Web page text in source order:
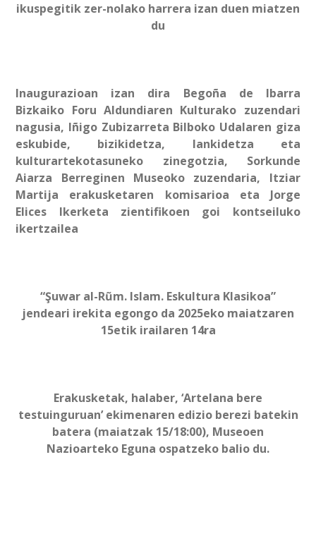
ikuspegitik zer-nolako harrera izan duen miatzen
du
Inaugurazioan izan dira Begoña de Ibarra
Bizkaiko Foru Aldundiaren Kulturako zuzendari
nagusia, Iñigo Zubizarreta Bilboko Udalaren giza
eskubide, bizikidetza, lankidetza eta
kulturartekotasuneko zinegotzia, Sorkunde
Aiarza Berreginen Museoko zuzendaria, Itziar
Martija erakusketaren komisarioa eta Jorge
Elices Ikerketa zientifikoen goi kontseiluko
ikertzailea
“Şuwar al-Rũm. Islam. Eskultura Klasikoa”
jendeari irekita egongo da 2025eko maiatzaren
15etik irailaren 14ra
Erakusketak, halaber, ‘Artelana bere
testuinguruan’ ekimenaren edizio berezi batekin
batera (maiatzak 15/18:00), Museoen
Nazioarteko Eguna ospatzeko balio du.